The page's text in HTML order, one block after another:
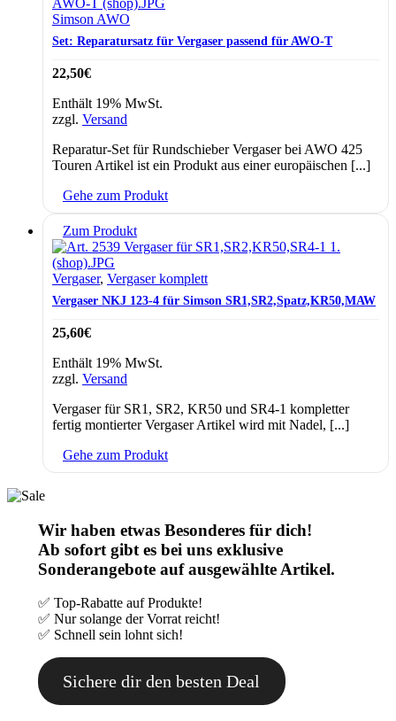
Simson AWO
Set: Reparatursatz für Vergaser passend für AWO-T
22,50€
Enthält 19% MwSt.
zzgl. Versand
Reparatur-Set für Rundschieber Vergaser bei AWO 425
Touren Artikel ist ein Produkt aus einer europäischen [...]
Gehe zum Produkt
Zum Produkt
Vergaser, Vergaser komplett
Vergaser NKJ 123-4 für Simson SR1,SR2,Spatz,KR50,MAW
25,60€
Enthält 19% MwSt.
zzgl. Versand
Vergaser für SR1, SR2, KR50 und SR4-1 kompletter
fertig montierter Vergaser Artikel wird mit Nadel, [...]
Gehe zum Produkt
Wir haben etwas Besonderes für dich!
Ab sofort gibt es bei uns exklusive
Sonderangebote auf ausgewählte Artikel.
✅ Top-Rabatte auf Produkte!
✅ Nur solange der Vorrat reicht!
✅ Schnell sein lohnt sich!
Sichere dir den besten Deal